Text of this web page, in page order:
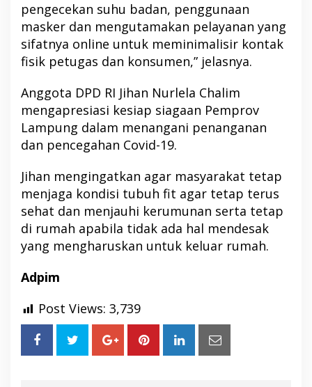
pengecekan suhu badan, penggunaan
masker dan mengutamakan pelayanan yang
sifatnya online untuk meminimalisir kontak
fisik petugas dan konsumen,” jelasnya.
Anggota DPD RI Jihan Nurlela Chalim
mengapresiasi kesiap siagaan Pemprov
Lampung dalam menangani penanganan
dan pencegahan Covid-19.
Jihan mengingatkan agar masyarakat tetap
menjaga kondisi tubuh fit agar tetap terus
sehat dan menjauhi kerumunan serta tetap
di rumah apabila tidak ada hal mendesak
yang mengharuskan untuk keluar rumah.
Adpim
Post Views: 3,739